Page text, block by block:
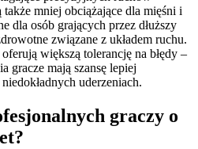
także mniej obciążające dla mięśni i
dla osób grających przez dłuższy
związane z układem ruchu.
większą tolerancję na błędy –
gracze mają szansę lepiej
uderzeniach.
graczy o